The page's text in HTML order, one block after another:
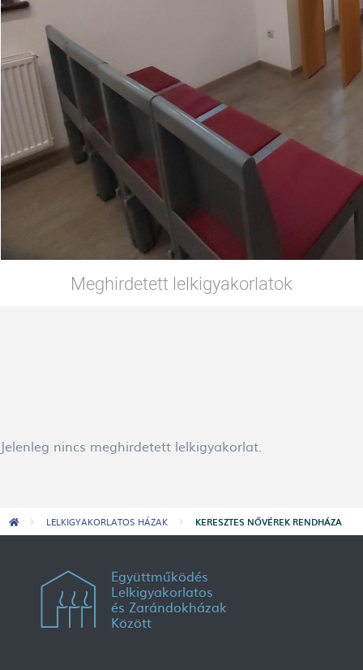
Meghirdetett lelkigyakorlatok
Jelenleg nincs meghirdetett lelkigyakorlat.
MorzsaLELKIGYAKORLATOS HÁZAK KERESZTES NŐVÉREK RENDHÁZA
Együttműködés
Lelkigyakorlatos
és Zarándokházak
Között